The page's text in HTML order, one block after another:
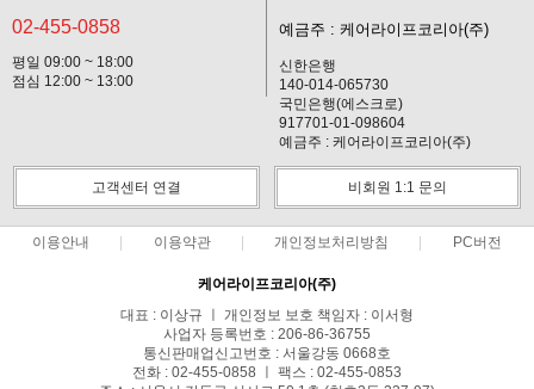
02-455-0858
평일 09:00 ~ 18:00
점심 12:00 ~ 13:00
예금주 : 케어라이프코리아(주)
신한은행
140-014-065730
국민은행(에스크로)
917701-01-098604
예금주 : 케어라이프코리아(주)
고객센터 연결 비회원 1:1 문의
이용안내 이용약관 개인정보처리방침 PC버전
케어라이프코리아(주)
대표 : 이상규 ㅣ 개인정보 보호 책임자 : 이서형
사업자 등록번호 : 206-86-36755
통신판매업신고번호 : 서울강동 0668호
전화 : 02-455-0858 ㅣ 팩스 : 02-455-0853